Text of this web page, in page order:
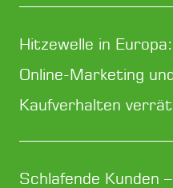
Hitzewelle in
Online-Marketing und
Kaufverhalten verrät
Schlafende Kunden